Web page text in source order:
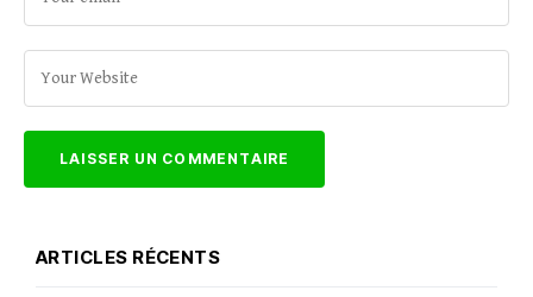
ARTICLES RÉCENTS